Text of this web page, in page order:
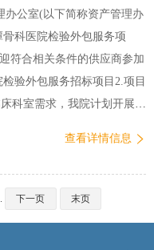
到我部门取得进一步的信息
年4月24日每天8:30—
间）在北京积水潭医院新街
取地点：北京市西城区新街
层资产管理处016办公室…
办公室(以下简称资产管理办
科医院检验外包服务项
符合相关条件的供应商参加
验外包服务招标项目2.项目
科室需求，我院计划开展一
医疗服务价格标准，且不
章服务内容及需求5.服务期
查看详情信息
下一页 末页